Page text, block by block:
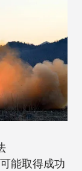
能取得成功